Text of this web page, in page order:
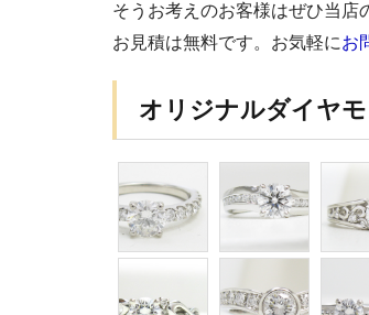
そうお考えのお客様はぜひ当店
お見積は無料です。お気軽にお
オリジナルダイヤ